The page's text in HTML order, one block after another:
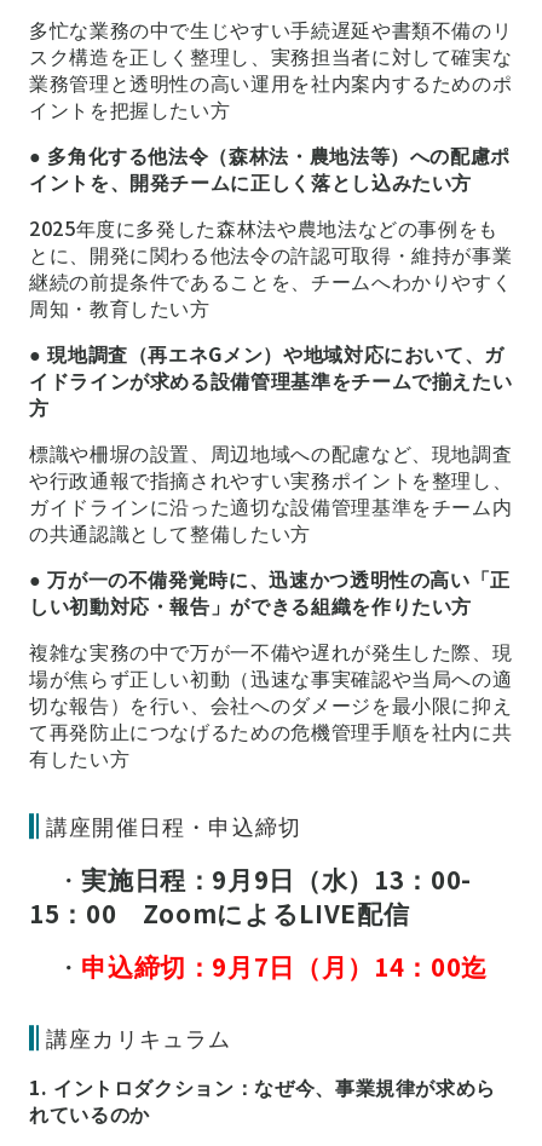
多忙な業務の中で生じやすい手続遅延や書類不備のリ
スク構造を正しく整理し、実務担当者に対して確実な
業務管理と透明性の高い運用を社内案内するためのポ
イントを把握したい方
● 多角化する他法令（森林法・農地法等）への配慮ポ
イントを、開発チームに正しく落とし込みたい方
2025年度に多発した森林法や農地法などの事例をも
とに、開発に関わる他法令の許認可取得・維持が事業
継続の前提条件であることを、チームへわかりやすく
周知・教育したい方
●現地調査（再エネGメン）や地域対応において、ガ
イドラインが求める設備管理基準をチームで揃えたい
方
標識や柵塀の設置、周辺地域への配慮など、現地調査
や行政通報で指摘されやすい実務ポイントを整理し、
ガイドラインに沿った適切な設備管理基準をチーム内
の共通認識として整備したい方
●万が一の不備発覚時に、迅速かつ透明性の高い「正
しい初動対応・報告」ができる組織を作りたい方
複雑な実務の中で万が一不備や遅れが発生した際、現
場が焦らず正しい初動（迅速な事実確認や当局への適
切な報告）を行い、会社へのダメージを最小限に抑え
て再発防止につなげるための危機管理手順を社内に共
有したい方
講座開催日程・申込締切
・実施日程：9月9日（水）13：00-
15：00 ZoomによるLIVE配信
・ 申込締切：9月7日（月）14：00迄
講座カリキュラム
1. イントロダクション：なぜ今、事業規律が求めら
れているのか